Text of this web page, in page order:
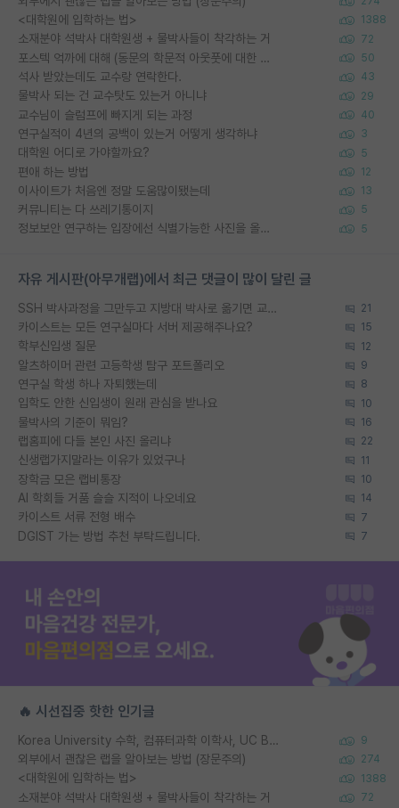
<대학원에 입학하는 법> 1388
소재분야 석박사 대학원생 + 물박사들이 착각하는 거 72
포스텍 억까에 대해 (동문의 학문적 아웃풋에 대한 반박) 50
석사 받았는데도 교수랑 연락한다. 43
물박사 되는 건 교수탓도 있는거 아니냐 29
교수님이 슬럼프에 빠지게 되는 과정 40
연구실적이 4년의 공백이 있는거 어떻게 생각하냐 3
대학원 어디로 가야할까요? 5
편애 하는 방법 12
이사이트가 처음엔 정말 도움많이됐는데 13
커뮤니티는 다 쓰레기통이지 5
정보보안 연구하는 입장에선 식별가능한 사진을 올리는건 비추이긴함 5
자유 게시판(아무개랩)에서 최근 댓글이 많이 달린 글
SSH 박사과정을 그만두고 지방대 박사로 옮기면 교수의 꿈은 끝일까요? 21
카이스트는 모든 연구실마다 서버 제공해주나요? 15
학부신입생 질문 12
알츠하이머 관련 고등학생 탐구 포트폴리오 9
연구실 학생 하나 자퇴했는데 8
입학도 안한 신입생이 원래 관심을 받나요 10
물박사의 기준이 뭐임? 16
랩홈피에 다들 본인 사진 올리냐 22
신생랩가지말라는 이유가 있었구나 11
장학금 모은 랩비통장 10
AI 학회들 거품 슬슬 지적이 나오네요 14
카이스트 서류 전형 배수 7
DGIST 가는 방법 추천 부탁드립니다. 7
🔥 시선집중 핫한 인기글
Korea University 수학, 컴퓨터과학 이학사, UC Berkeley 산업공학 대학원 공학박사가 되는 것은 쉽지 않겠죠? 9
외부에서 괜찮은 랩을 알아보는 방법 (장문주의) 274
<대학원에 입학하는 법> 1388
소재분야 석박사 대학원생 + 물박사들이 착각하는 거 72